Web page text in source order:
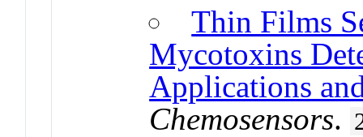
Thin Films
Mycotoxins
Applications
Chemosensors.